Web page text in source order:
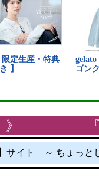
２ 》
サイト ～ ちょっ